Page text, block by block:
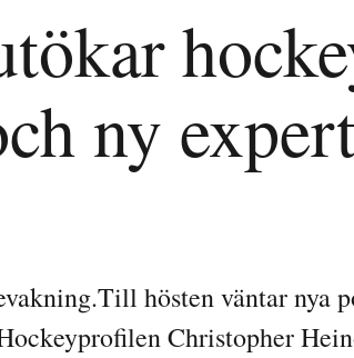
ny
hösten väntar nya
Christopher